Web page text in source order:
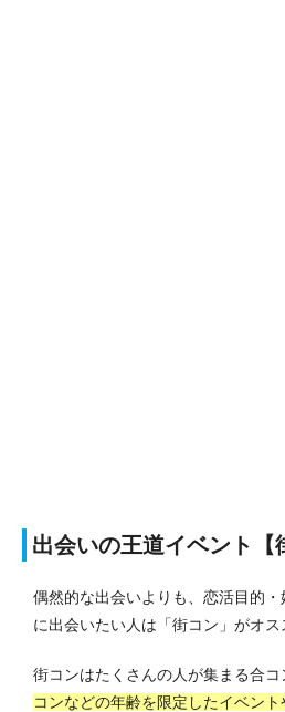
出会いの王道イベント【
偶然的な出会いよりも、恋活目的
に出会いたい人は「街コン」がオス
街コンはたくさんの人が集まる合コ
コンなどの年齢を限定したイベン